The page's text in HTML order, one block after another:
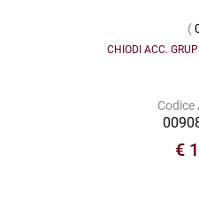
(
CHIODI ACC.
Codice
€